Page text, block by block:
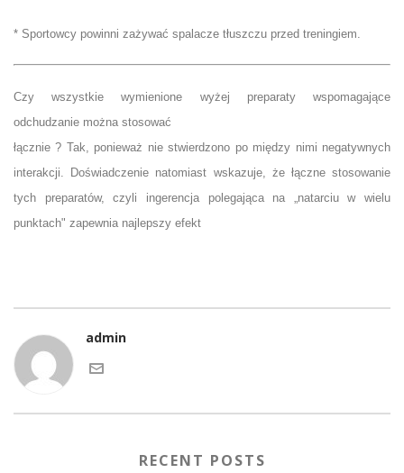
* Sportowcy powinni zażywać spalacze tłuszczu przed treningiem.
Czy wszystkie wymienione wyżej preparaty wspomagające
odchudzanie można stosować
łącznie ? Tak, ponieważ nie stwierdzono po między nimi negatywnych
interakcji. Doświadczenie natomiast wskazuje, że łączne stosowanie
tych preparatów, czyli ingerencja polegająca na „natarciu w wielu
punktach" zapewnia najlepszy efekt
admin
RECENT POSTS